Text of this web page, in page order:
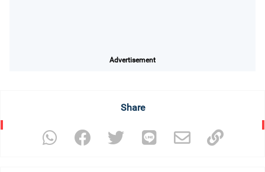
Advertisement
Share